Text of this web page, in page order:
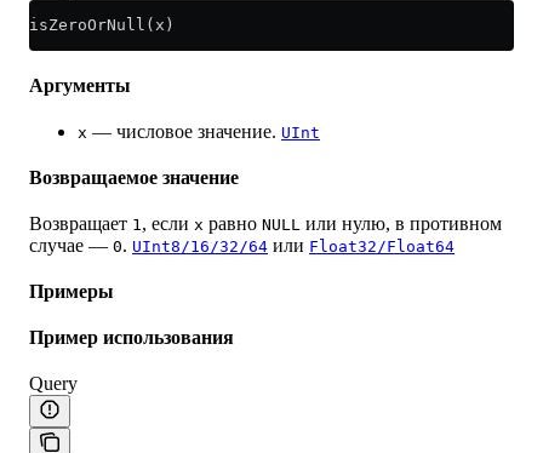
isZeroOrNull(x)
Аргументы
x — числовое значение. UInt
Возвращаемое значение
Возвращает 1 , если x равно NULL или нулю, в противном
случае — 0. UInt8/16/32/64 или Float32/Float64
Примеры
Пример использования
Query